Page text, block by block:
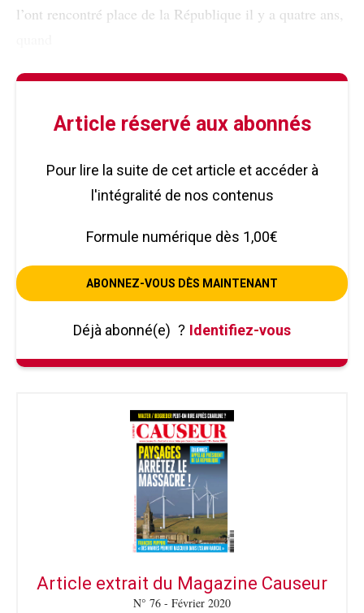
l’ont rencontré place de la République il y a quatre ans,
Article réservé aux abonnés
Pour lire la suite de cet article et accéder à
l'intégralité de nos contenus
Formule numérique dès 1,00€
ABONNEZ-VOUS DÈS MAINTENANT
Déjà abonné(e) ? Identifiez-vous
Article extrait du Magazine Causeur
N° 76 - Février 2020